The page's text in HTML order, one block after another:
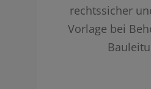
rechtssicher
Vorlage bei